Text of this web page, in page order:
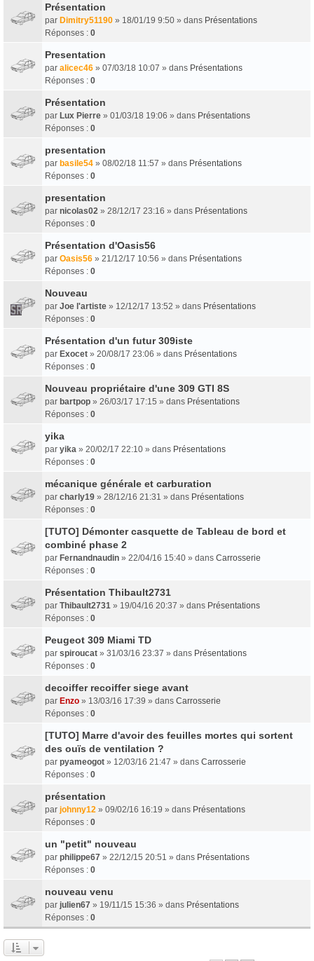
Présentation
par Dimitry51190 » 18/01/19 9:50 » dans Présentations
Réponses : 0
Presentation
par alicec46 » 07/03/18 10:07 » dans Présentations
Réponses : 0
Présentation
par Lux Pierre » 01/03/18 19:06 » dans Présentations
Réponses : 0
presentation
par basile54 » 08/02/18 11:57 » dans Présentations
Réponses : 0
presentation
par nicolas02 » 28/12/17 23:16 » dans Présentations
Réponses : 0
Présentation d'Oasis56
par Oasis56 » 21/12/17 10:56 » dans Présentations
Réponses : 0
Nouveau
par Joe l'artiste » 12/12/17 13:52 » dans Présentations
Réponses : 0
Présentation d'un futur 309iste
par Exocet » 20/08/17 23:06 » dans Présentations
Réponses : 0
Nouveau propriétaire d'une 309 GTI 8S
par bartpop » 26/03/17 17:15 » dans Présentations
Réponses : 0
yika
par yika » 20/02/17 22:10 » dans Présentations
Réponses : 0
mécanique générale et carburation
par charly19 » 28/12/16 21:31 » dans Présentations
Réponses : 0
[TUTO] Démonter casquette de Tableau de bord et
combiné phase 2
par Fernandnaudin » 22/04/16 15:40 » dans Carrosserie
Réponses : 0
Présentation Thibault2731
par Thibault2731 » 19/04/16 20:37 » dans Présentations
Réponses : 0
Peugeot 309 Miami TD
par spiroucat » 31/03/16 23:37 » dans Présentations
Réponses : 0
decoiffer recoiffer siege avant
par Enzo » 13/03/16 17:39 » dans Carrosserie
Réponses : 0
[TUTO] Marre d'avoir des feuilles mortes qui sortent
des ouïs de ventilation ?
par pyameogot » 12/03/16 21:47 » dans Carrosserie
Réponses : 0
présentation
par johnny12 » 09/02/16 16:19 » dans Présentations
Réponses : 0
un "petit" nouveau
par philippe67 » 22/12/15 20:51 » dans Présentations
Réponses : 0
nouveau venu
par julien67 » 19/11/15 15:36 » dans Présentations
Réponses : 0